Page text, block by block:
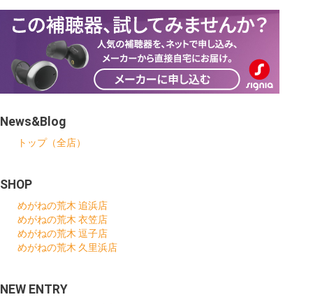
News&Blog
トップ（全店）
SHOP
めがねの荒木 追浜店
めがねの荒木 衣笠店
めがねの荒木 逗子店
めがねの荒木 久里浜店
NEW ENTRY